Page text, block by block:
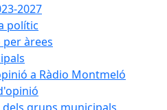
2027
polític
àrees
a Ràdio Montmeló